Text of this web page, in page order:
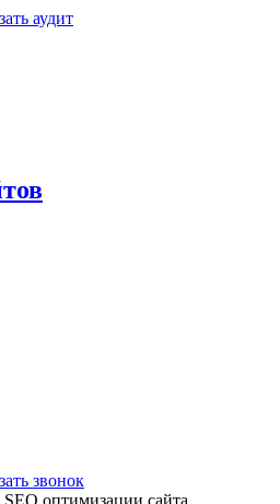
аудит
звонок
оптимизации сайта